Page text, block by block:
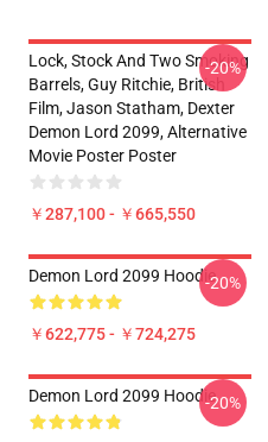
Lock, Stock And Two Smoking
Barrels, Guy Ritchie, British
Film, Jason Statham, Dexter
Demon Lord 2099, Alternative
Movie Poster Poster
￥287,100 - ￥665,550
-20%
Demon Lord 2099 Hoodie
￥622,775 - ￥724,275
-20%
Demon Lord 2099 Hoodie-20%